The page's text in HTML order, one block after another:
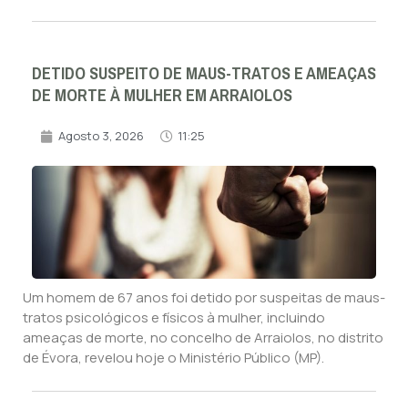
DETIDO SUSPEITO DE MAUS-TRATOS E AMEAÇAS
DE MORTE À MULHER EM ARRAIOLOS
Agosto 3, 2026 11:25
Um homem de 67 anos foi detido por suspeitas de maus-
tratos psicológicos e físicos à mulher, incluindo
ameaças de morte, no concelho de Arraiolos, no distrito
de Évora, revelou hoje o Ministério Público (MP).